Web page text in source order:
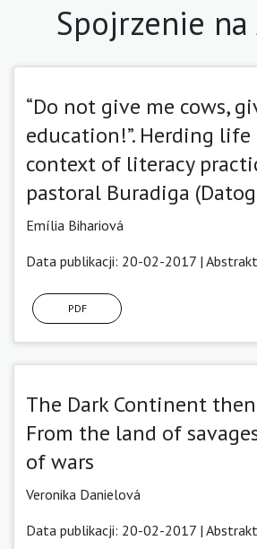
Spojrzenie
“Do not give me cows,
education!”. Herding
context of literacy
pastoral Buradiga
Emília Bihariová
Data publikacji: 20-02-2017 | Abstrakt
PDF
The Dark Continent
From the land of
of wars
Veronika Danielová
Data publikacji: 20-02-2017 | Abstrakt